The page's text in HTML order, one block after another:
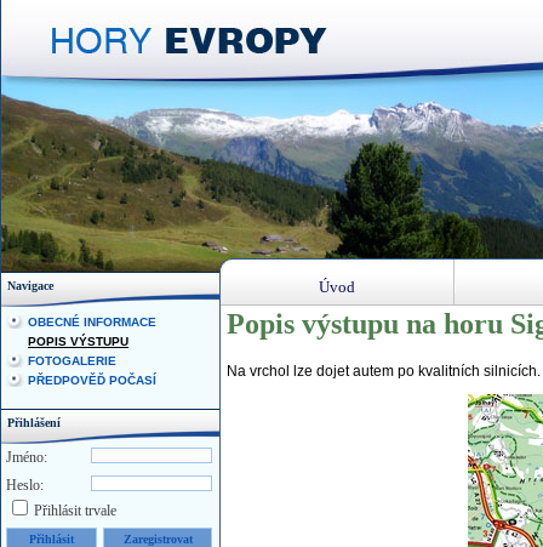
Popis výstupu na horu
Na vrchol lze dojet autem po kvalitních
Navigace
OBECNÉ INFORMACE
POPIS VÝSTUPU
FOTOGALERIE
PŘEDPOVĚĎ POČASÍ
Přihlášení
Jméno:
Heslo:
Přihlásit trvale
Úvod